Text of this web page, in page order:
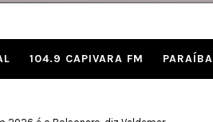
104.9 CAPIVARA FM PARAÍBA